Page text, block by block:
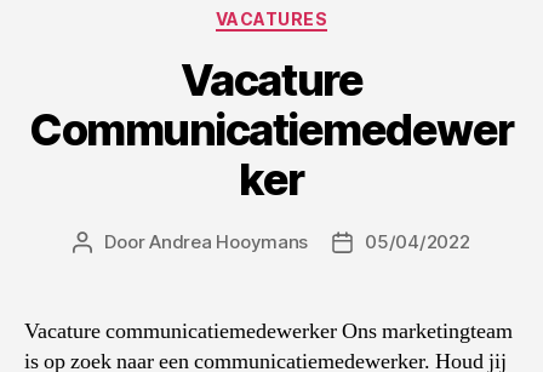
Categorieën
VACATURES
Vacature
Communicatiemedewer
ker
Berichtauteur
DoorAndrea Hooymans Berichtdatum
05/04/2022
Vacature communicatiemedewerker Ons marketingteam
is op zoek naar een communicatiemedewerker. Houd jij